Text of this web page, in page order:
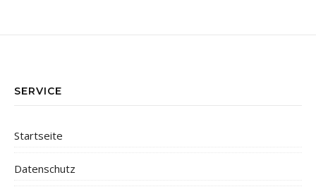
SERVICE
Startseite
Datenschutz